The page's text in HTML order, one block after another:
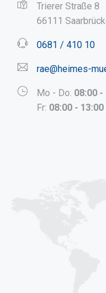
Trierer Straße 8
66111
0681 / 410 10
rae@heimes-
Mo - Do: 08:00 -
Fr: 08:00 - 13:00